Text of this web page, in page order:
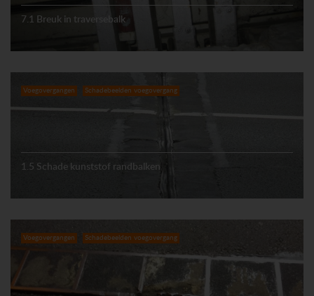
7.1 Breuk in traversebalk
Voegovergangen Schadebeelden voegovergang
1.5 Schade kunststof randbalken
Voegovergangen Schadebeelden voegovergang